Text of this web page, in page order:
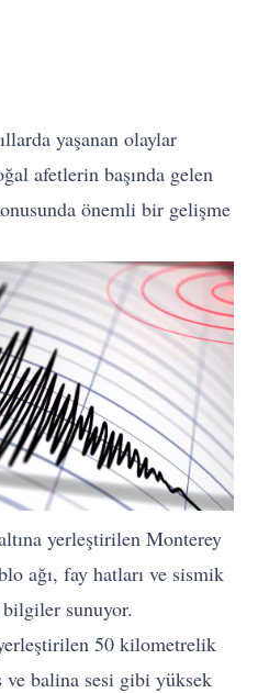
yaşanan olaylar
afetlerin başında gelen
önemli bir gelişme
yerleştirilen Monterey
ağı, fay hatları ve sismik
sunuyor.
50 kilometrelik
balina sesi gibi yüksek